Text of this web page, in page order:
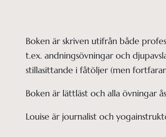
Boken är skriven utifrån både
t.ex. andningsövningar och
stillasittande i fåtöljer (men
Boken är lättläst och alla övningar
Louise är journalist och